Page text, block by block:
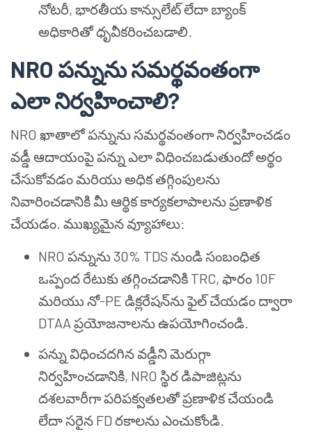
నోటరీ, భారతీయ కాన్సులేట్ లేదా బ్యాంక్
అధికారితో ధృవీకరించబడాలి.
NRO పన్నును సమర్థవంతంగా
ఎలా నిర్వహించాలి?
NRO ఖాతాలో పన్నును సమర్థవంతంగా నిర్వహించడం
వడ్డీ ఆదాయంపై పన్ను ఎలా విధించబడుతుందో అర్థం
చేసుకోవడం మరియు అధిక తగ్గింపులను
నివారించడానికి మీ ఆర్థిక కార్యకలాపాలను ప్రణాళిక
చేయడం. ముఖ్యమైన వ్యూహాలు:
NRO పన్నును 30% TDS నుండి సంబంధిత
ఒప్పంద రేటుకు తగ్గించడానికి TRC, ఫారం 10F
మరియు నో-PE డిక్లరేషన్‌ను ఫైల్ చేయడం ద్వారా
DTAA ప్రయోజనాలను ఉపయోగించండి.
పన్ను విధించదగిన వడ్డీని మెరుగ్గా
నిర్వహించడానికి, NRO స్థిర డిపాజిట్లను
దశలవారీగా పరిపక్వతలతో ప్రణాళిక చేయండి
లేదా సరైన FD రకాలను ఎంచుకోండి.